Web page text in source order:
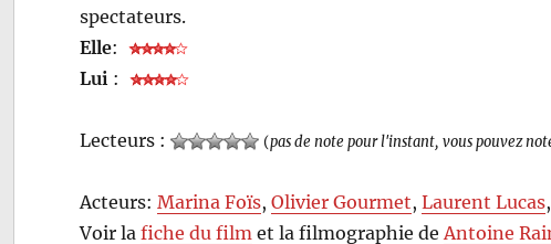
spectateurs.
Elle:
Lui :
Lecteurs : (pas de note pour l'instant, vous pouvez
Acteurs:Marina Foïs,Olivier Gourmet,Laurent Lucas
Voir lafiche du film et la filmographie de Antoine